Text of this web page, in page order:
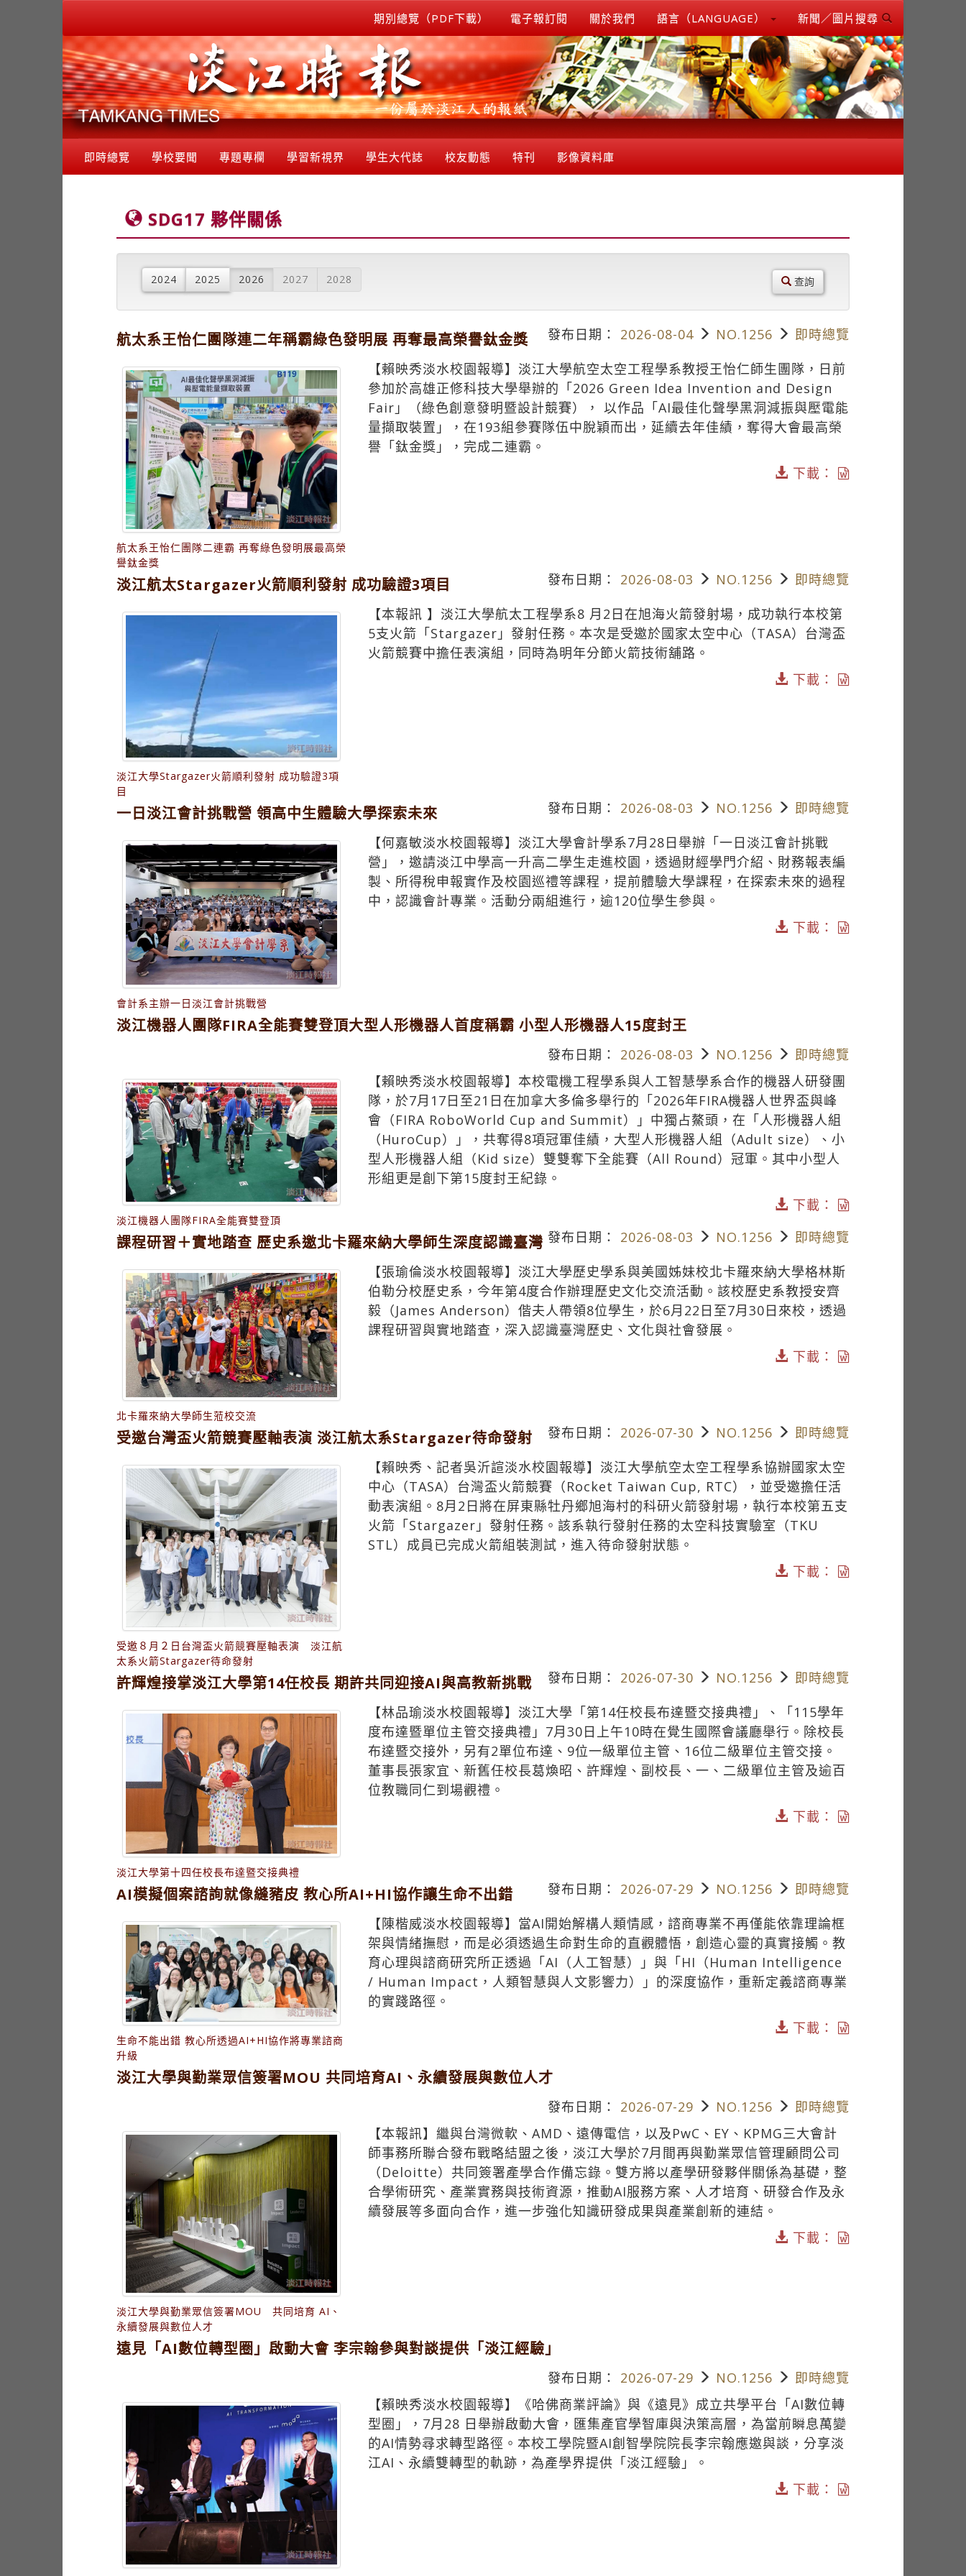
期別總覽（PDF下載） 電子報訂閱 關於我們 語言（LANGUAGE） 新聞／圖片搜尋
即時總覽 學校要聞 專題專欄 學習新視界 學生大代誌 校友動態 特刊 影像資料庫
SDG17 夥伴關係
2024 2025 2026 2027 2028 查詢
航太系王怡仁團隊連二年稱霸綠色發明展 再奪最高榮譽鈦金獎 發布日期： 2026-08-04 NO.1256 即時總覽
航太系王怡仁團隊二連霸 再奪綠色發明展最高榮
譽鈦金獎
【賴映秀淡水校園報導】淡江大學航空太空工程學系教授王怡仁師生團隊，日前
參加於高雄正修科技大學舉辦的「2026 Green Idea Invention and Design
Fair」（綠色創意發明暨設計競賽）， 以作品「AI最佳化聲學黑洞減振與壓電能
量擷取裝置」，在193組參賽隊伍中脫穎而出，延續去年佳績，奪得大會最高榮
譽「鈦金獎」，完成二連霸。
下載：
淡江航太Stargazer火箭順利發射 成功驗證3項目 發布日期： 2026-08-03 NO.1256 即時總覽
淡江大學Stargazer火箭順利發射 成功驗證3項
目
【本報訊 】淡江大學航太工程學系8 月2日在旭海火箭發射場，成功執行本校第
5支火箭「Stargazer」發射任務。本次是受邀於國家太空中心（TASA）台灣盃
火箭競賽中擔任表演組，同時為明年分節火箭技術舖路。
下載：
一日淡江會計挑戰營 領高中生體驗大學探索未來 發布日期： 2026-08-03 NO.1256 即時總覽
會計系主辦一日淡江會計挑戰營
【何嘉敏淡水校園報導】淡江大學會計學系7月28日舉辦「一日淡江會計挑戰
營」，邀請淡江中學高一升高二學生走進校園，透過財經學門介紹、財務報表編
製、所得稅申報實作及校園巡禮等課程，提前體驗大學課程，在探索未來的過程
中，認識會計專業。活動分兩組進行，逾120位學生參與。
下載：
淡江機器人團隊FIRA全能賽雙登頂大型人形機器人首度稱霸 小型人形機器人15度封王
發布日期： 2026-08-03 NO.1256 即時總覽
淡江機器人團隊FIRA全能賽雙登頂
【賴映秀淡水校園報導】本校電機工程學系與人工智慧學系合作的機器人研發團
隊，於7月17日至21日在加拿大多倫多舉行的「2026年FIRA機器人世界盃與峰
會（FIRA RoboWorld Cup and Summit）」中獨占鰲頭，在「人形機器人組
（HuroCup）」，共奪得8項冠軍佳績，大型人形機器人組（Adult size）、小
型人形機器人組（Kid size）雙雙奪下全能賽（All Round）冠軍。其中小型人
形組更是創下第15度封王紀錄。
下載：
課程研習＋實地踏查 歷史系邀北卡羅來納大學師生深度認識臺灣 發布日期： 2026-08-03 NO.1256 即時總覽
北卡羅來納大學師生蒞校交流
【張瑜倫淡水校園報導】淡江大學歷史學系與美國姊妹校北卡羅來納大學格林斯
伯勒分校歷史系，今年第4度合作辦理歷史文化交流活動。該校歷史系教授安齊
毅（James Anderson）偕夫人帶領8位學生，於6月22日至7月30日來校，透過
課程研習與實地踏查，深入認識臺灣歷史、文化與社會發展。
下載：
受邀台灣盃火箭競賽壓軸表演 淡江航太系Stargazer待命發射 發布日期： 2026-07-30 NO.1256 即時總覽
受邀８月２日台灣盃火箭競賽壓軸表演 淡江航
太系火箭Stargazer待命發射
【賴映秀、記者吳沂諠淡水校園報導】淡江大學航空太空工程學系協辦國家太空
中心（TASA）台灣盃火箭競賽（Rocket Taiwan Cup, RTC），並受邀擔任活
動表演組。8月2日將在屏東縣牡丹鄉旭海村的科研火箭發射場，執行本校第五支
火箭「Stargazer」發射任務。該系執行發射任務的太空科技實驗室（TKU
STL）成員已完成火箭組裝測試，進入待命發射狀態。
下載：
許輝煌接掌淡江大學第14任校長 期許共同迎接AI與高教新挑戰 發布日期： 2026-07-30 NO.1256 即時總覽
淡江大學第十四任校長布達暨交接典禮
【林品瑜淡水校園報導】淡江大學「第14任校長布達暨交接典禮」、「115學年
度布達暨單位主管交接典禮」7月30日上午10時在覺生國際會議廳舉行。除校長
布達暨交接外，另有2單位布達、9位一級單位主管、16位二級單位主管交接。
董事長張家宜、新舊任校長葛煥昭、許輝煌、副校長、一、二級單位主管及逾百
位教職同仁到場觀禮。
下載：
AI模擬個案諮詢就像縫豬皮 教心所AI+HI協作讓生命不出錯 發布日期： 2026-07-29 NO.1256 即時總覽
生命不能出錯 教心所透過AI+HI協作將專業諮商
升級
【陳楷威淡水校園報導】當AI開始解構人類情感，諮商專業不再僅能依靠理論框
架與情緒撫慰，而是必須透過生命對生命的直觀體悟，創造心靈的真實接觸。教
育心理與諮商研究所正透過「AI（人工智慧）」與「HI（Human Intelligence
/ Human Impact，人類智慧與人文影響力）」的深度協作，重新定義諮商專業
的實踐路徑。
下載：
淡江大學與勤業眾信簽署MOU 共同培育AI、永續發展與數位人才
發布日期： 2026-07-29 NO.1256 即時總覽
淡江大學與勤業眾信簽署MOU 共同培育 AI、
永續發展與數位人才
【本報訊】繼與台灣微軟、AMD、遠傳電信，以及PwC、EY、KPMG三大會計
師事務所聯合發布戰略結盟之後，淡江大學於7月間再與勤業眾信管理顧問公司
（Deloitte）共同簽署產學合作備忘錄。雙方將以產學研發夥伴關係為基礎，整
合學術研究、產業實務與技術資源，推動AI服務方案、人才培育、研發合作及永
續發展等多面向合作，進一步強化知識研發成果與產業創新的連結。
下載：
遠見「AI數位轉型圈」啟動大會 李宗翰參與對談提供「淡江經驗」
發布日期： 2026-07-29 NO.1256 即時總覽
【賴映秀淡水校園報導】《哈佛商業評論》與《遠見》成立共學平台「AI數位轉
型圈」，7月28 日舉辦啟動大會，匯集產官學智庫與決策高層，為當前瞬息萬變
的AI情勢尋求轉型路徑。本校工學院暨AI創智學院院長李宗翰應邀與談，分享淡
江AI、永續雙轉型的軌跡，為產學界提供「淡江經驗」。
下載：